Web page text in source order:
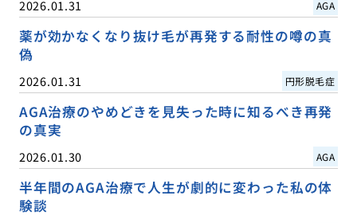
2026.01.31 AGA
薬が効かなくなり抜け毛が再発する耐性の噂の真
偽
2026.01.31 円形脱毛症
AGA治療のやめどきを見失った時に知るべき再発
の真実
2026.01.30 AGA
半年間のAGA治療で人生が劇的に変わった私の体
験談